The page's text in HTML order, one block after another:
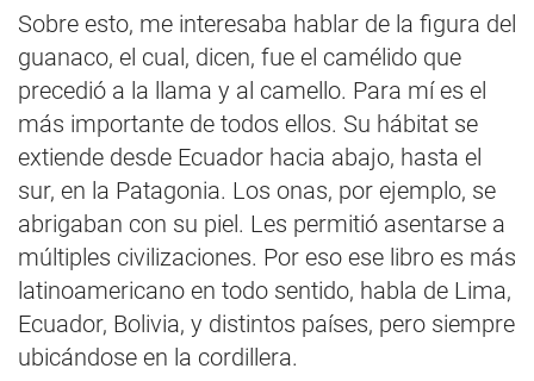
Sobre esto, me interesaba hablar de la figura del
guanaco, el cual, dicen, fue el camélido que
precedió a la llama y al camello. Para mí es el
más importante de todos ellos. Su hábitat se
extiende desde Ecuador hacia abajo, hasta el
sur, en la Patagonia. Los onas, por ejemplo, se
abrigaban con su piel. Les permitió asentarse a
múltiples civilizaciones. Por eso ese libro es más
latinoamericano en todo sentido, habla de Lima,
Ecuador, Bolivia, y distintos países, pero siempre
ubicándose en la cordillera.